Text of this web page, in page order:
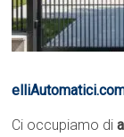
Ci occupiamo di